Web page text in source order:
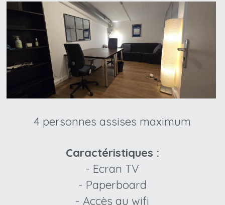
4 personnes assises maximum
Caractéristiques :
- Ecran TV
- Paperboard
- Accès au wifi